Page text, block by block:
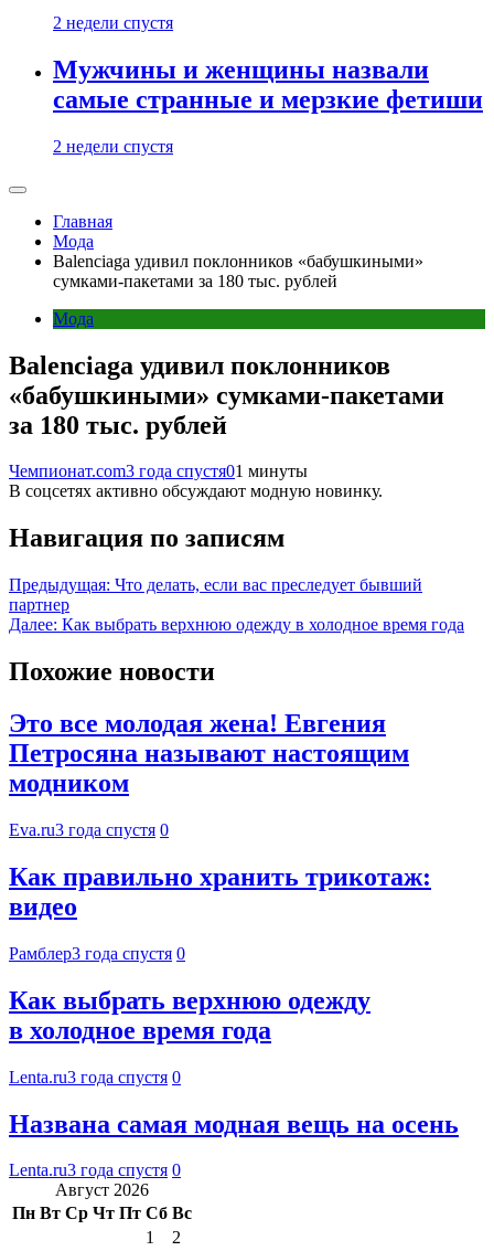
2 недели спустя
Мужчины и женщины назвали
самые странные и мерзкие фетиши
2 недели спустя
Главная
Мода
Balenciaga удивил поклонников «бабушкиными»
сумками-пакетами за 180 тыс. рублей
Мода
Balenciaga удивил поклонников
«бабушкиными» сумками-пакетами
за 180 тыс. рублей
Чемпионат.com3 года спустя01 минуты
В соцсетях активно обсуждают модную новинку.
Навигация по записям
Предыдущая: Что делать, если вас преследует бывший
партнер
Далее: Как выбрать верхнюю одежду в холодное время года
Похожие новости
Это все молодая жена! Евгения
Петросяна называют настоящим
модником
Eva.ru3 года спустя 0
Как правильно хранить трикотаж:
видео
Рамблер3 года спустя 0
Как выбрать верхнюю одежду
в холодное время года
Lenta.ru3 года спустя 0
Названа самая модная вещь на осень
Lenta.ru3 года спустя 0
Август 2026
Пн Вт Ср Чт Пт Сб Вс
1
2